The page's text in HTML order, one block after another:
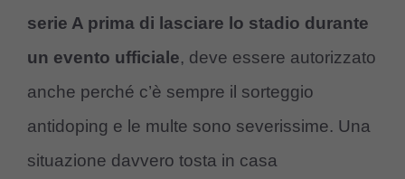
serie A prima di lasciare lo stadio durante
un evento ufficiale, deve essere autorizzato
anche perché c’è sempre il sorteggio
antidoping e le multe sono severissime. Una
situazione davvero tosta in casa